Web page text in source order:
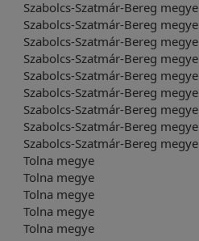
Szabolcs-Szatmár-Bereg megye
Szabolcs-Szatmár-Bereg megye
Szabolcs-Szatmár-Bereg megye
Szabolcs-Szatmár-Bereg megye
Szabolcs-Szatmár-Bereg megye
Szabolcs-Szatmár-Bereg megye
Szabolcs-Szatmár-Bereg megye
Szabolcs-Szatmár-Bereg megye
Szabolcs-Szatmár-Bereg megye
Tolna megye
Tolna megye
Tolna megye
Tolna megye
Tolna megye